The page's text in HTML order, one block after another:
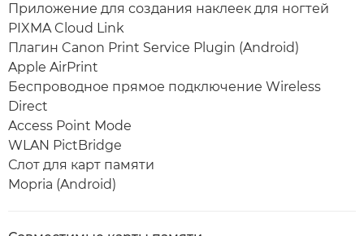
Приложение для создания наклеек для ногтей
PIXMA Cloud Link
Плагин Canon Print Service Plugin (Android)
Apple AirPrint
Беспроводное прямое подключение Wireless
Direct
Access Point Mode
WLAN PictBridge
Слот для карт памяти
Mopria (Android)